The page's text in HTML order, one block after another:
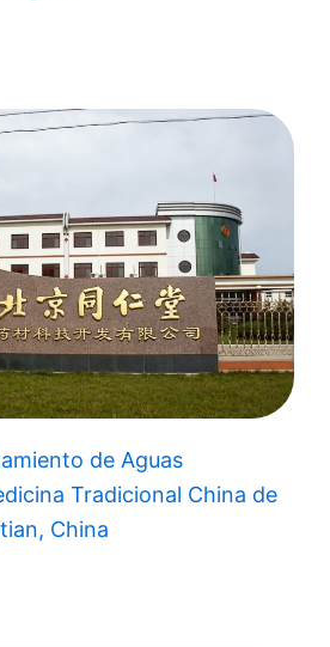
de Aguas
Tradicional China de
China